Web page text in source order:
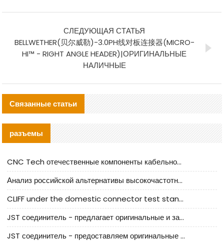
СЛЕДУЮЩАЯ СТАТЬЯ
BELLWETHER(贝尔威勒)-3.0PH线对板连接器(MICRO-
HI™ - RIGHT ANGLE HEADER)|ОРИГИНАЛЬНЫЕ
НАЛИЧНЫЕ
Связанные статьи
разъемы
CNC Tech отечественные компоненты кабельной арматуры оценка и руководство по производственному внедрению
Анализ российской альтернативы высокочастотных кабельных колодцев I-PEX
CLIFF under the domestic connector test standard update
JST соединитель - предлагает оригинальные и заменяющие JST NSHR-02V-S соединители
JST соединитель - предоставляем оригинальные JST GHR-09V-S соединители и их аналоги